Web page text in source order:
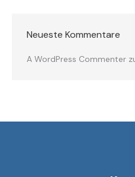
Neueste Kommentare
A WordPress Commenter